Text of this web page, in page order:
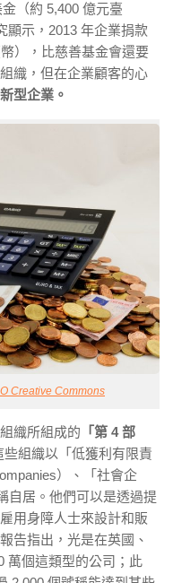
（約 5,400 億元臺
顯示，2013 年企業捐款
），比慈善基金會還要
織，但在企業顧客的心
型企業。
Creative Commons
織所組成的 「第 4 部
些組織以「低獲利有限責
）、「社會企
自居。他們可以是透過提
用身障人士來設計和販
告指出，光是在英國、
萬個這類型的公司；此